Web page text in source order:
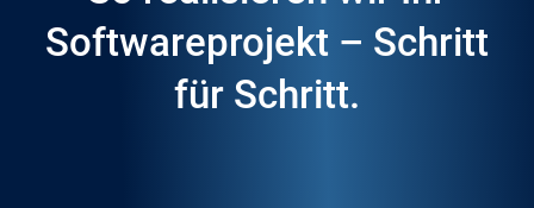
Softwareprojekt – Schritt
für Schritt.